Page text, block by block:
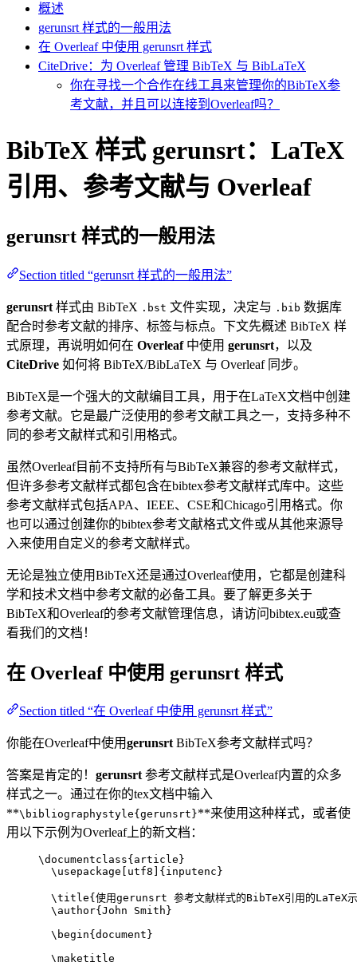
概述
gerunsrt 样式的一般用法
在 Overleaf 中使用 gerunsrt 样式
CiteDrive：为 Overleaf 管理 BibTeX 与 BibLaTeX
你在寻找一个合作在线工具来管理你的BibTeX参
考文献，并且可以连接到Overleaf吗？
BibTeX 样式 gerunsrt：LaTeX
引用、参考文献与 Overleaf
gerunsrt 样式的一般用法
Section titled “gerunsrt 样式的一般用法”
gerunsrt 样式由 BibTeX .bst 文件实现，决定与 .bib 数据库
配合时参考文献的排序、标签与标点。下文先概述 BibTeX 样
式原理，再说明如何在 Overleaf中使用 gerunsrt，以及
CiteDrive 如何将 BibTeX/BibLaTeX 与 Overleaf 同步。
BibTeX是一个强大的文献编目工具，用于在LaTeX文档中创建
参考文献。它是最广泛使用的参考文献工具之一，支持多种不
同的参考文献样式和引用格式。
虽然Overleaf目前不支持所有与BibTeX兼容的参考文献样式，
但许多参考文献样式都包含在bibtex参考文献样式库中。这些
参考文献样式包括APA、IEEE、CSE和Chicago引用格式。你
也可以通过创建你的bibtex参考文献格式文件或从其他来源导
入来使用自定义的参考文献样式。
无论是独立使用BibTeX还是通过Overleaf使用，它都是创建科
学和技术文档中参考文献的必备工具。要了解更多关于
BibTeX和Overleaf的参考文献管理信息，请访问bibtex.eu或查
看我们的文档！
在 Overleaf 中使用 gerunsrt 样式
Section titled “在 Overleaf 中使用 gerunsrt 样式”
你能在Overleaf中使用gerunsrtBibTeX参考文献样式吗？
答案是肯定的！ gerunsrt参考文献样式是Overleaf内置的众多
样式之一。通过在你的tex文档中输入
**\bibliographystyle{gerunsrt}**来使用这种样式，或者使
用以下示例为Overleaf上的新文档：
\documentclass{ article }
\usepackage
utf8 ]{ inputenc }
\title{使用gerunsrt 参考文献样式的BibTeX引用的LaTeX
\author{John Smith}
\begin{ document }
\maketitle